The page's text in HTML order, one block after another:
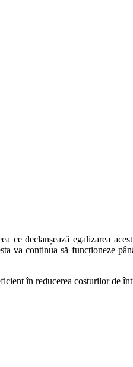
ce declanșează egalizarea
va continua să funcționeze
în reducerea costurilor de